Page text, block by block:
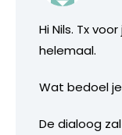
Hi Nils. Tx
helemaal.
Wat bedoel
De dialoog